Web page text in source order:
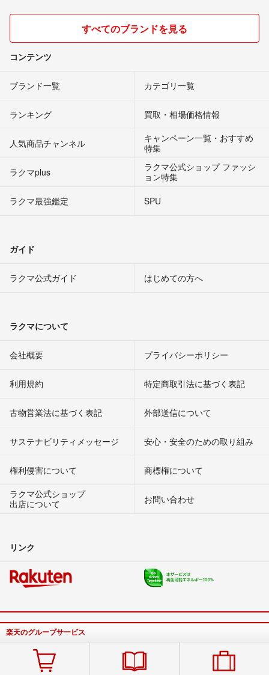
すべてのブランドを見る
コンテンツ
ブランド一覧 カテゴリ一覧
ランキング 買取・相場価格情報
人気商品チャンネル
キャンペーン一覧・おすすめ
特集
ラクマplus
ラクマ公式ショップ ファッシ
ョン特集
ラクマ最強鑑定
SPU
ガイド
ラクマ公式ガイド はじめての方へ
ラクマについて
会社概要 プライバシーポリシー
利用規約 特定商取引法に基づく表記
古物営業法に基づく表記 外部送信について
サステナビリティメッセージ 安心・安全のための取り組み
権利侵害について
商標権について
ラクマ公式ショップ
出店について
お問い合わせ
リンク
楽天のグループサービス